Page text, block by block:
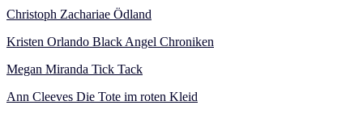
Christoph Zachariae Ödland
Kristen Orlando Black Angel Chroniken
Megan Miranda Tick Tack
Ann Cleeves Die Tote im roten Kleid